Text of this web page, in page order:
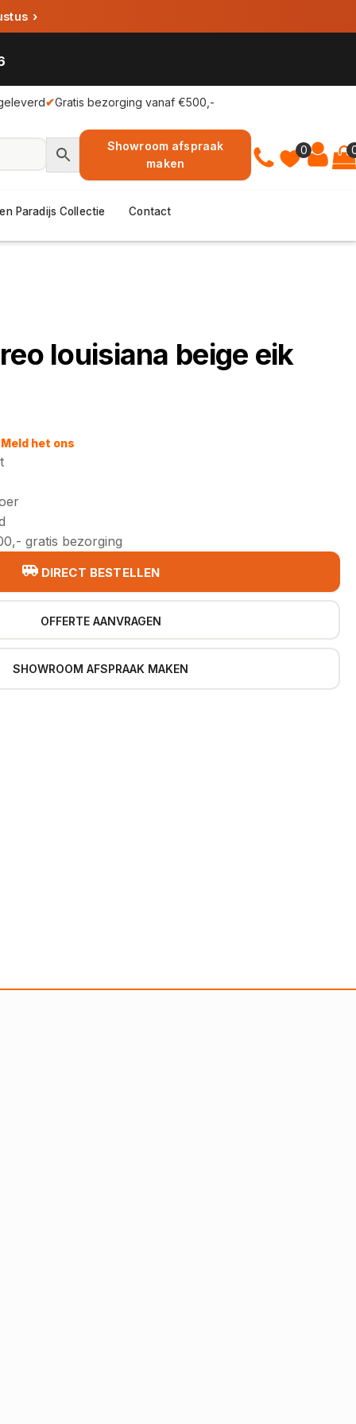
›
✔Gratis bezorging vanaf €500,-
0
Showroom afspraak
maken
Paradijs Collectie Contact
louisiana beige eik
het ons
gratis bezorging
DIRECT BESTELLEN
OFFERTE AANVRAGEN
SHOWROOM AFSPRAAK MAKEN